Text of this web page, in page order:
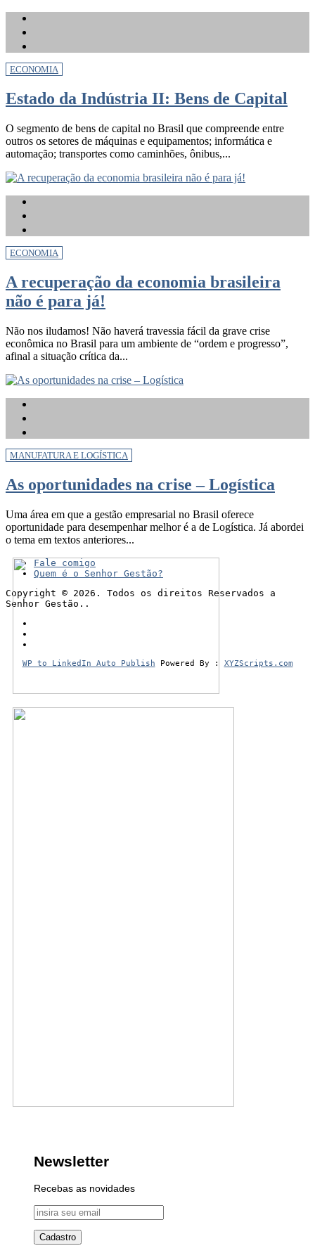
ECONOMIA
Estado da Indústria II: Bens de Capital
O segmento de bens de capital no Brasil que compreende entre
outros os setores de máquinas e equipamentos; informática e
automação; transportes como caminhões, ônibus,...
ECONOMIA
A recuperação da economia brasileira
não é para já!
Não nos iludamos! Não haverá travessia fácil da grave crise
econômica no Brasil para um ambiente de “ordem e progresso”,
afinal a situação crítica da...
MANUFATURA E LOGÍSTICA
As oportunidades na crise – Logística
Uma área em que a gestão empresarial no Brasil oferece
oportunidade para desempenhar melhor é a de Logística. Já abordei
o tema em textos anteriores...
Newsletter
Recebas as novidades
Fale comigo
Quem é o Senhor Gestão?
Copyright © 2026. Todos os direitos Reservados a
Senhor Gestão..
WP to LinkedIn Auto Publish Powered By : XYZScripts.com